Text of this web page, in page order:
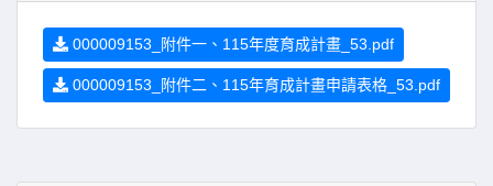
000009153_附件一、115年度育成計畫_53.pdf
000009153_附件二、115年育成計畫申請表格_53.pdf